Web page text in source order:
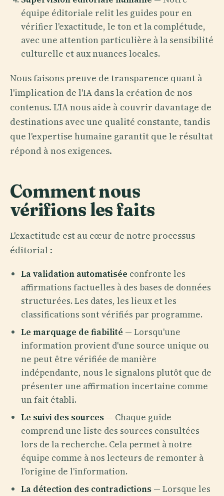
équipe éditoriale relit les guides pour en
vérifier l'exactitude, le ton et la complétude,
avec une attention particulière à la sensibilité
culturelle et aux nuances locales.
Nous faisons preuve de transparence quant à
l'implication de l'IA dans la création de nos
contenus. L'IA nous aide à couvrir davantage de
destinations avec une qualité constante, tandis
que l'expertise humaine garantit que le résultat
répond à nos exigences.
Comment nous
vérifions les faits
L'exactitude est au cœur de notre processus
éditorial :
La validation automatisée confronte les
affirmations factuelles à des bases de données
structurées. Les dates, les lieux et les
classifications sont vérifiés par programme.
Le marquage de fiabilité — Lorsqu'une
information provient d'une source unique ou
ne peut être vérifiée de manière
indépendante, nous le signalons plutôt que de
présenter une affirmation incertaine comme
un fait établi.
Le suivi des sources — Chaque guide
comprend une liste des sources consultées
lors de la recherche. Cela permet à notre
équipe comme à nos lecteurs de remonter à
l'origine de l'information.
La détection des contradictions — Lorsque les